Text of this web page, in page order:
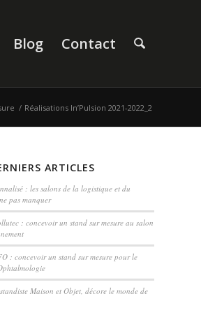
Blog Contact
/ Réalisations In’Pulsion 2021-2022_2
ARTICLES
: les salons de la logistique et du
pas manquer
: concevoir un stand sur mesure au salon
: concevoir un stand sur mesure pour le
Maison et Objet, décore le monde de